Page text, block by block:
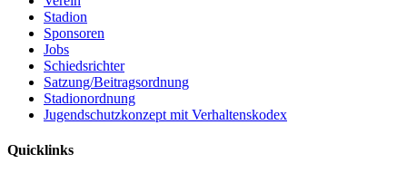
Stadion
Sponsoren
Jobs
Schiedsrichter
Satzung/Beitragsordnung
Stadionordnung
Jugendschutzkonzept mit Verhaltenskodex
Quicklinks